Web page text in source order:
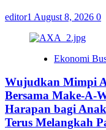
editor1 August 8, 2026 0
Ekonomi
Wujudkan Mimpi
Bersama Make-A-
Harapan bagi
Terus Melangkah